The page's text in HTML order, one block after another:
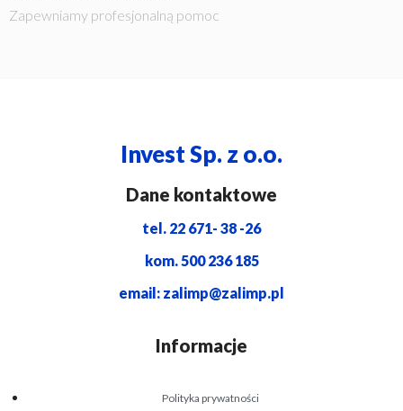
Zapewniamy profesjonalną pomoc
Invest Sp. z o.o.
Dane kontaktowe
tel. 22 671- 38 -26
kom. 500 236 185
email: zalimp@zalimp.pl
Informacje
Polityka prywatności